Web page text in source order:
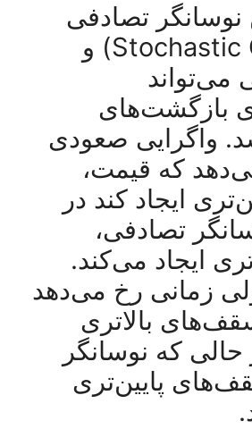
نوسانگر تصادفی
(Stochastic Oscillator) و
می‌تواند
بازگشت‌های
واگرایی صعودی
که قیمت،
ایجاد کند در
تصادفی،
ایجاد می‌کند.
زمانی رخ می‌دهد
بالاتری
حالی که نوسانگر
پایین‌تری